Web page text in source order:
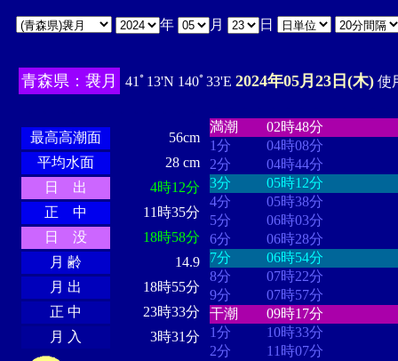
年 月 日
青森県：袰月 41ﾟ13'N 140ﾟ33'E 2024年05月23日(木) 使
最高高潮面
56cm
平均水面
28 cm
日 出
4時12分
正 中
11時35分
日 没
18時58分
月 齢
14.9
月 出
18時55分
正 中
23時33分
月 入
3時31分
満潮
02時48分
1分
04時08分
2分
04時44分
3分
05時12分
4分
05時38分
5分
06時03分
6分
06時28分
7分
06時54分
8分
07時22分
9分
07時57分
干潮
09時17分
1分
10時33分
2分
11時07分